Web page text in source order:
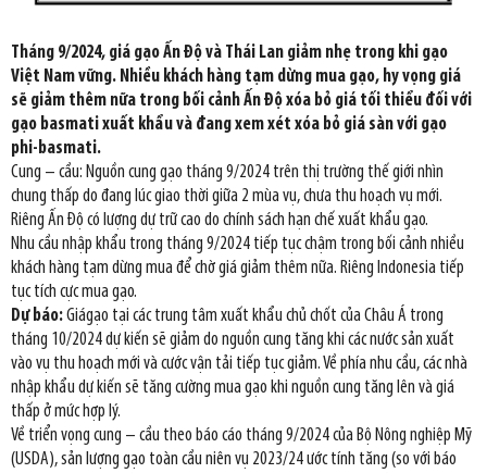
Tháng 9/2024, giá gạo Ấn Độ và Thái Lan giảm nhẹ trong khi gạo
Việt Nam vững. Nhiều khách hàng tạm dừng mua gạo, hy vọng giá
sẽ giảm thêm nữa trong bối cảnh Ấn Độ xóa bỏ giá tối thiểu đối với
gạo basmati xuất khẩu và đang xem xét xóa bỏ giá sàn với gạo
phi-basmati.
Cung – cầu: Nguồn cung gạo tháng 9/2024 trên thị trường thế giới nhìn
chung thấp do đang lúc giao thời giữa 2 mùa vụ, chưa thu hoạch vụ mới.
Riêng Ấn Độ có lượng dự trữ cao do chính sách hạn chế xuất khẩu gạo.
Nhu cầu nhập khẩu trong tháng 9/2024 tiếp tục chậm trong bối cảnh nhiều
khách hàng tạm dừng mua để chờ giá giảm thêm nữa. Riêng Indonesia tiếp
tục tích cực mua gạo.
Dự báo:Giágạo tại các trung tâm xuất khẩu chủ chốt của Châu Á trong
tháng 10/2024 dự kiến sẽ giảm do nguồn cung tăng khi các nước sản xuất
vào vụ thu hoạch mới và cước vận tải tiếp tục giảm. Về phía nhu cầu, các nhà
nhập khẩu dự kiến sẽ tăng cường mua gạo khi nguồn cung tăng lên và giá
thấp ở mức hợp lý.
Về triển vọng cung – cầu theo báo cáo tháng 9/2024 của Bộ Nông nghiệp Mỹ
(USDA), sản lượng gạo toàn cầu niên vụ 2023/24 ước tính tăng (so với báo